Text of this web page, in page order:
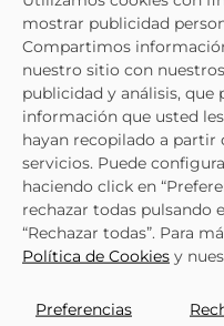
MARILA
Mujer
53,95 € 59,95 €
mostrar publicidad
Compartimos
nuestro sitio con
publicidad y análisis,
información que usted
hayan recopilado a partir
servicios. Puede
haciendo click en
rechazar todas pulsando
“Rechazar todas”. Para
Política de Cookies y
Preferencias